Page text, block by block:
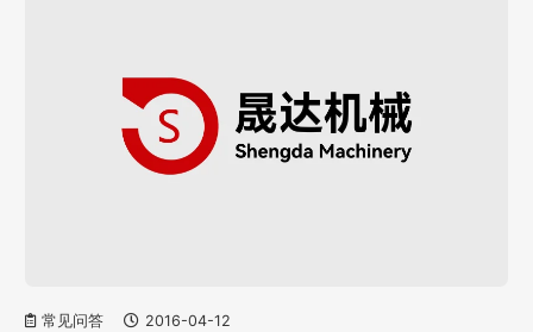
常见问答 2016-04-12